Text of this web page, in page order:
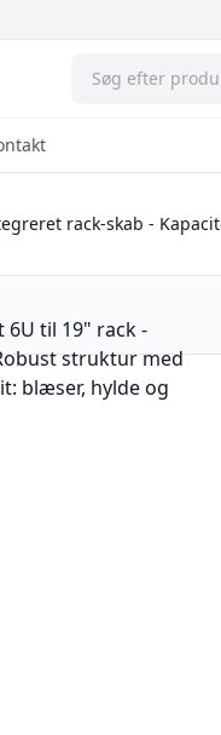
rack-skab -